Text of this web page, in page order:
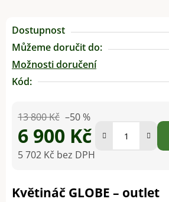
Dostupnost
Můžeme doručit do:
Možnosti doručení
Kód:
13 800 Kč –50 %
6 900 Kč
5 702 Kč bez DPH
Květináč GLOBE – outlet